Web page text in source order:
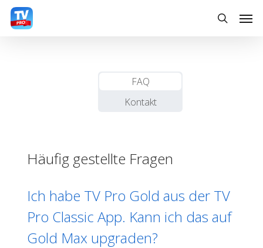
Skip
search
FAQ
Kontakt
Häufig gestellte Fragen
Ich habe TV Pro Gold aus der TV
Pro Classic App. Kann ich das auf
Gold Max upgraden?